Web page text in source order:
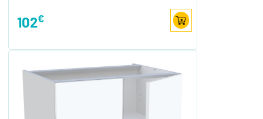
102€